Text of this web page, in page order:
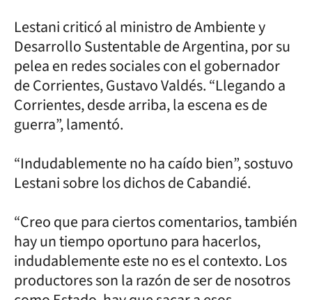
Lestani criticó al ministro de Ambiente y
Desarrollo Sustentable de Argentina, por su
pelea en redes sociales con el gobernador
de Corrientes, Gustavo Valdés. “Llegando a
Corrientes, desde arriba, la escena es de
guerra”, lamentó.
“Indudablemente no ha caído bien”, sostuvo
Lestani sobre los dichos de Cabandié.
“Creo que para ciertos comentarios, también
hay un tiempo oportuno para hacerlos,
indudablemente este no es el contexto. Los
productores son la razón de ser de nosotros